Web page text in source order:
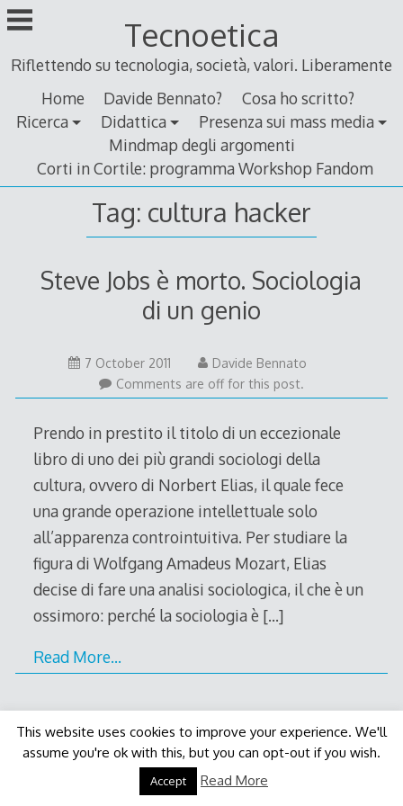
Skip
to
Tecnoetica
Riflettendo su tecnologia, società, valori. Liberamente
Home
Davide Bennato?
Cosa ho scritto?
Ricerca
Didattica
Presenza sui mass media
Mindmap degli argomenti
Corti in Cortile: programma Workshop Fandom
Tag: cultura hacker
Steve Jobs è morto. Sociologia
di un genio
7 October 2011
October
2012
Davide Bennato
Comments are off for this post.
Prendo in prestito il titolo di un eccezionale
libro di uno dei più grandi sociologi della
cultura, ovvero di Norbert Elias, il quale fece
una grande operazione intellettuale solo
all’apparenza controintuitiva. Per studiare la
figura di Wolfgang Amadeus Mozart, Elias
decise di fare una analisi sociologica, il che è un
ossimoro: perché la sociologia è […]
Read More…
Decode Themeby Macho Themes
This website uses cookies to improve your experience. We'll
assume you're ok with this, but you can opt-out if you wish.
Accept Read More